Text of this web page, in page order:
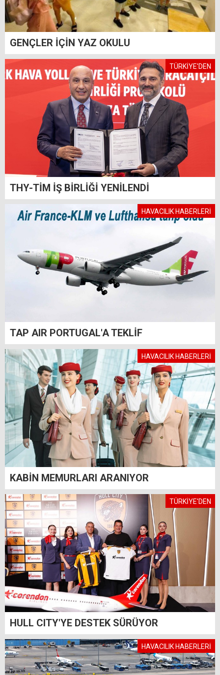
GENÇLER İÇİN YAZ OKULU
TÜRKİYE'DEN
THY-TİM İŞ BİRLİĞİ YENİLENDİ
HAVACILIK HABERLERİ
TAP AIR PORTUGAL'A TEKLİF
HAVACILIK HABERLERİ
KABİN MEMURLARI ARANIYOR
TÜRKİYE'DEN
HULL CITY'YE DESTEK SÜRÜYOR
HAVACILIK HABERLERİ